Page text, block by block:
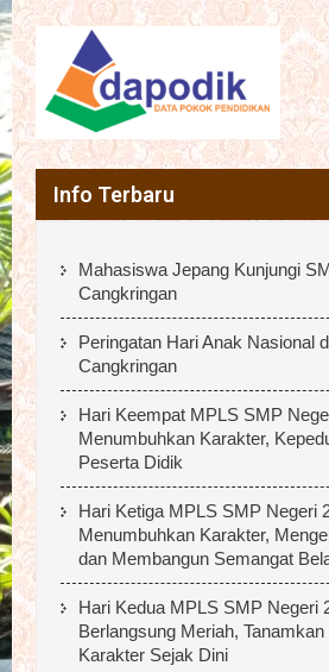
Info Terbaru
Mahasiswa Jepang Kunjungi
Cangkringan
Peringatan Hari Anak Nasional
Cangkringan
Hari Keempat MPLS SMP
Menumbuhkan Karakter,
Peserta Didik
Hari Ketiga MPLS SMP Negeri
Menumbuhkan Karakter,
dan Membangun Semangat
Hari Kedua MPLS SMP Negeri
Berlangsung Meriah,
Karakter Sejak Dini